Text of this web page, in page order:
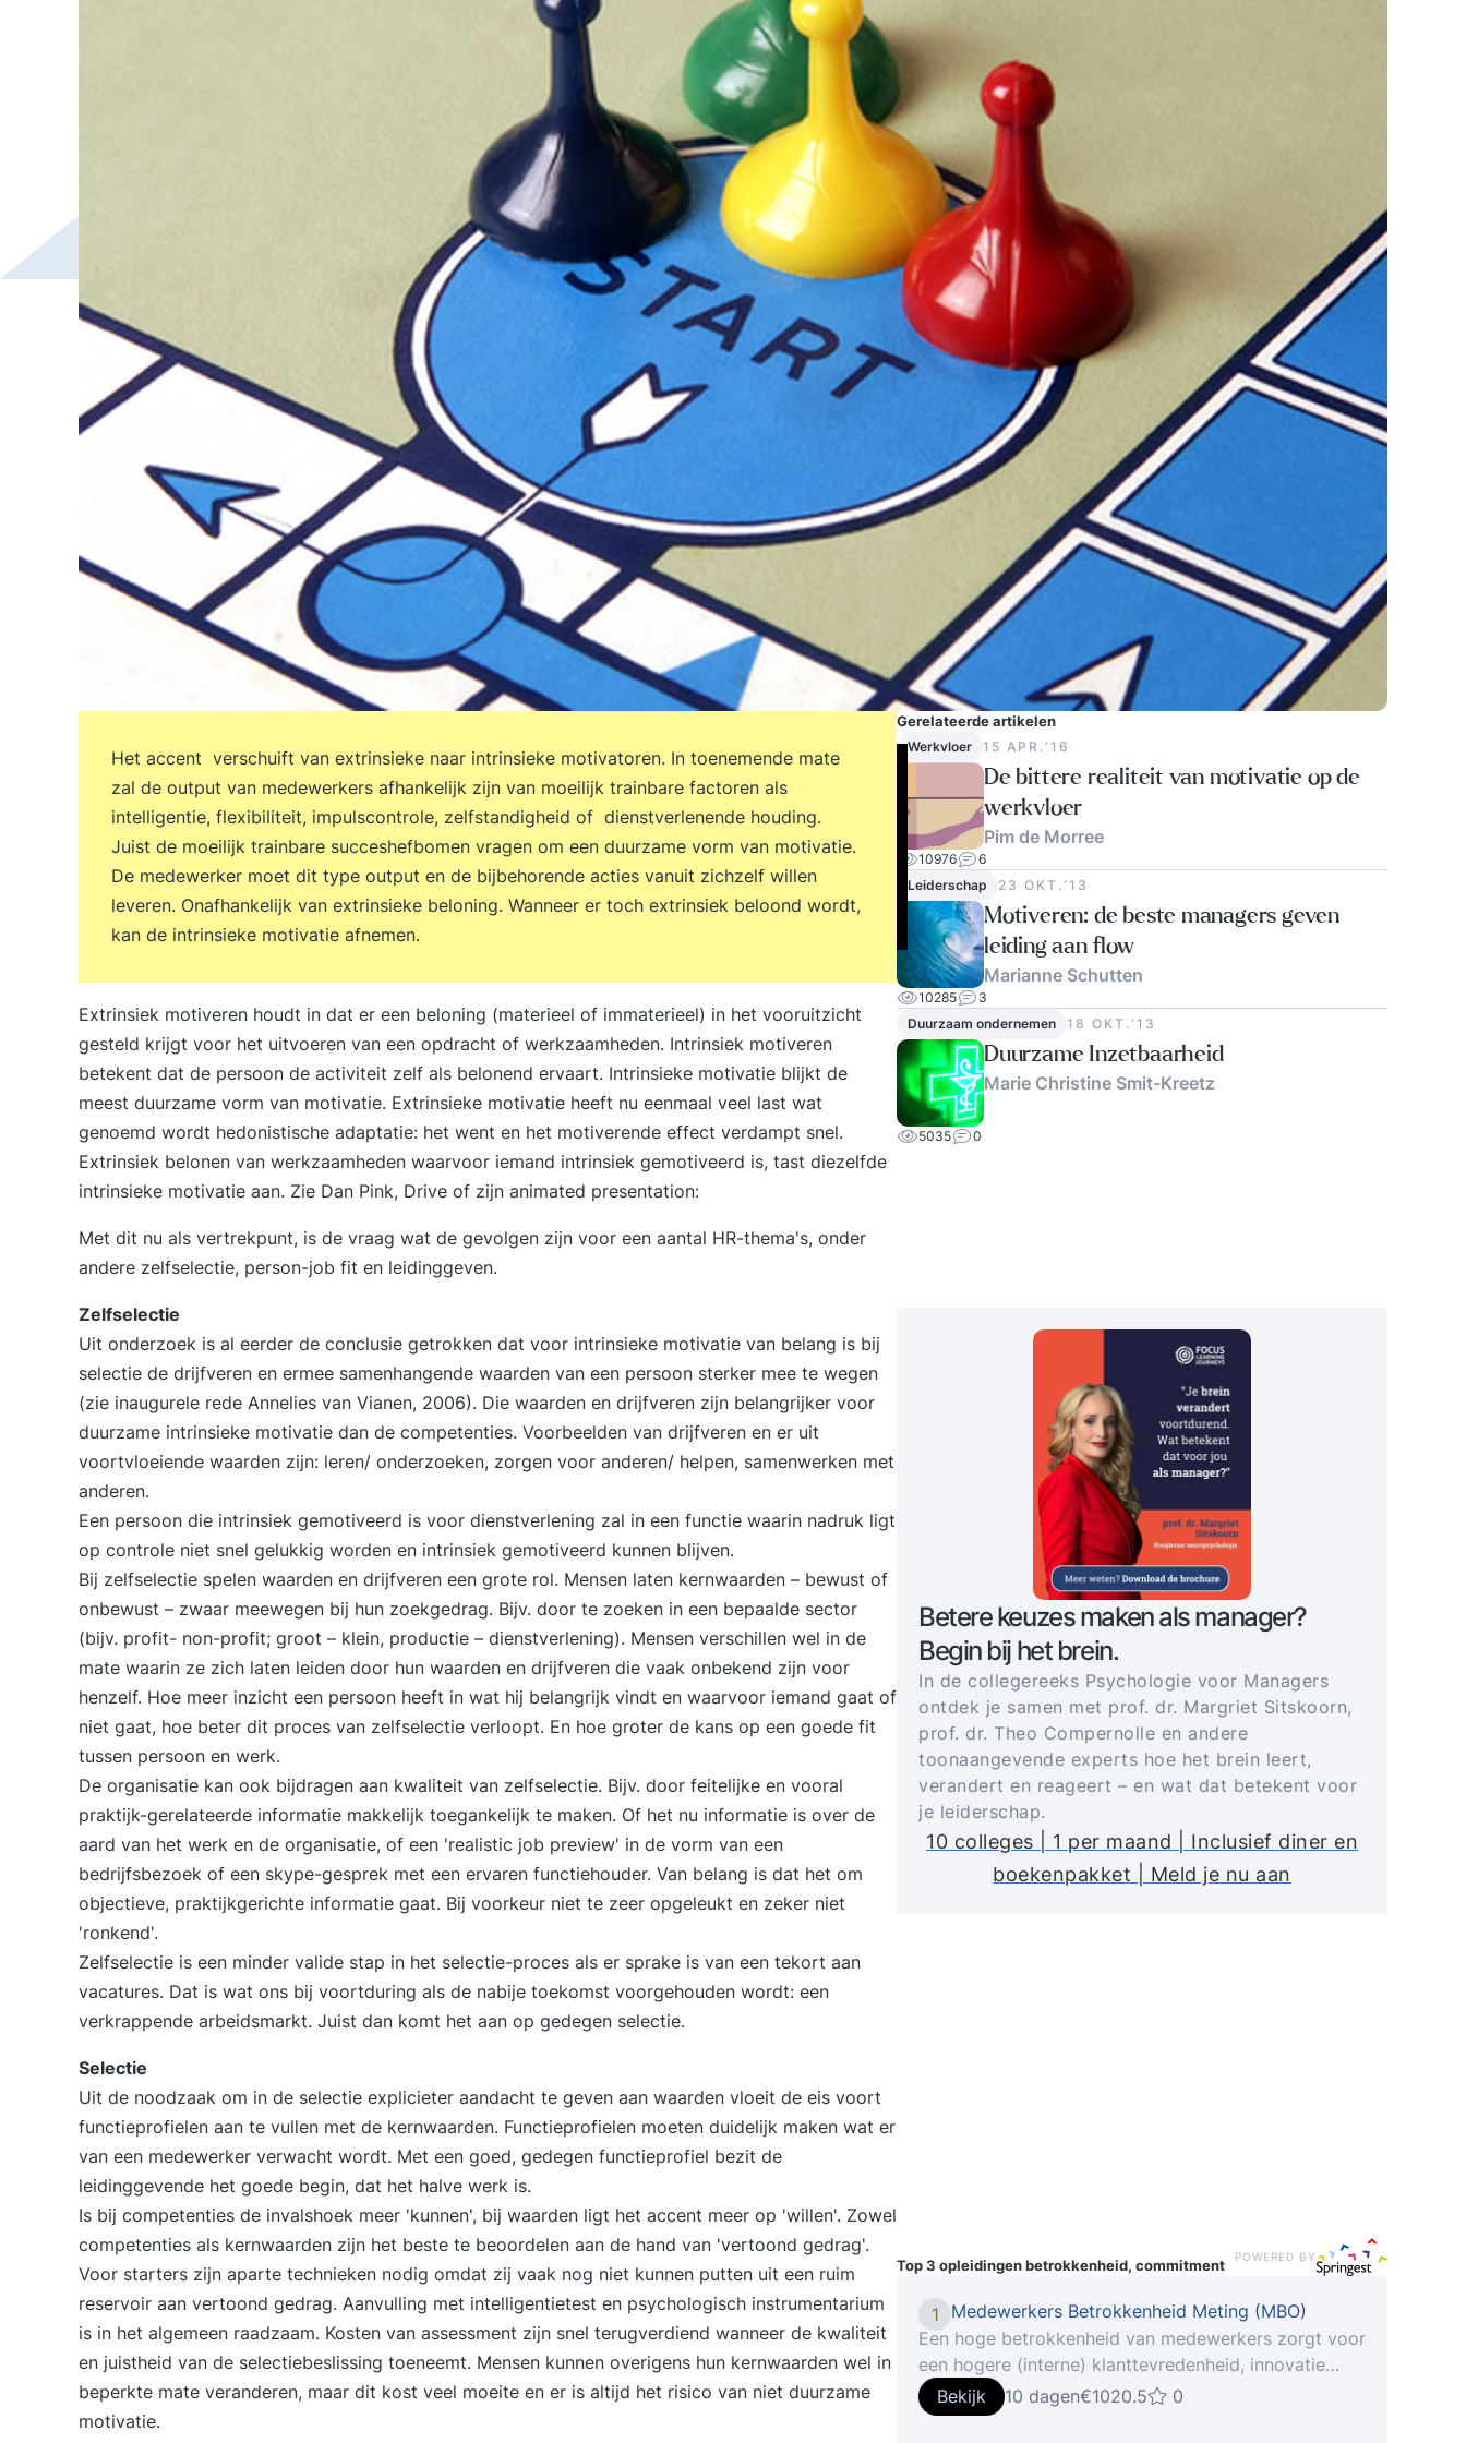
Het accent verschuift van extrinsieke naar intrinsieke motivatoren. In toenemende mate
zal de output van medewerkers afhankelijk zijn van moeilijk trainbare factoren als
intelligentie, flexibiliteit, impulscontrole, zelfstandigheid of dienstverlenende houding.
Juist de moeilijk trainbare succeshefbomen vragen om een duurzame vorm van motivatie.
De medewerker moet dit type output en de bijbehorende acties vanuit zichzelf willen
leveren. Onafhankelijk van extrinsieke beloning. Wanneer er toch extrinsiek beloond wordt,
kan de intrinsieke motivatie afnemen.
Extrinsiek motiveren houdt in dat er een beloning (materieel of immaterieel) in het vooruitzicht
gesteld krijgt voor het uitvoeren van een opdracht of werkzaamheden. Intrinsiek motiveren
betekent dat de persoon de activiteit zelf als belonend ervaart. Intrinsieke motivatie blijkt de
meest duurzame vorm van motivatie. Extrinsieke motivatie heeft nu eenmaal veel last wat
genoemd wordt hedonistische adaptatie: het went en het motiverende effect verdampt snel.
Extrinsiek belonen van werkzaamheden waarvoor iemand intrinsiek gemotiveerd is, tast diezelfde
intrinsieke motivatie aan. Zie Dan Pink, Drive of zijn animated presentation:
Met dit nu als vertrekpunt, is de vraag wat de gevolgen zijn voor een aantal HR-thema's, onder
andere zelfselectie, person-job fit en leidinggeven.
Zelfselectie
Uit onderzoek is al eerder de conclusie getrokken dat voor intrinsieke motivatie van belang is bij
selectie de drijfveren en ermee samenhangende waarden van een persoon sterker mee te wegen
(zie inaugurele rede Annelies van Vianen, 2006). Die waarden en drijfveren zijn belangrijker voor
duurzame intrinsieke motivatie dan de competenties. Voorbeelden van drijfveren en er uit
voortvloeiende waarden zijn: leren/ onderzoeken, zorgen voor anderen/ helpen, samenwerken met
anderen.
Een persoon die intrinsiek gemotiveerd is voor dienstverlening zal in een functie waarin nadruk ligt
op controle niet snel gelukkig worden en intrinsiek gemotiveerd kunnen blijven.
Bij zelfselectie spelen waarden en drijfveren een grote rol. Mensen laten kernwaarden – bewust of
onbewust – zwaar meewegen bij hun zoekgedrag. Bijv. door te zoeken in een bepaalde sector
(bijv. profit- non-profit; groot – klein, productie – dienstverlening). Mensen verschillen wel in de
mate waarin ze zich laten leiden door hun waarden en drijfveren die vaak onbekend zijn voor
henzelf. Hoe meer inzicht een persoon heeft in wat hij belangrijk vindt en waarvoor iemand gaat of
niet gaat, hoe beter dit proces van zelfselectie verloopt. En hoe groter de kans op een goede fit
tussen persoon en werk.
De organisatie kan ook bijdragen aan kwaliteit van zelfselectie. Bijv. door feitelijke en vooral
praktijk-gerelateerde informatie makkelijk toegankelijk te maken. Of het nu informatie is over de
aard van het werk en de organisatie, of een 'realistic job preview' in de vorm van een
bedrijfsbezoek of een skype-gesprek met een ervaren functiehouder. Van belang is dat het om
objectieve, praktijkgerichte informatie gaat. Bij voorkeur niet te zeer opgeleukt en zeker niet
'ronkend'.
Zelfselectie is een minder valide stap in het selectie-proces als er sprake is van een tekort aan
vacatures. Dat is wat ons bij voortduring als de nabije toekomst voorgehouden wordt: een
verkrappende arbeidsmarkt. Juist dan komt het aan op gedegen selectie.
Selectie
Uit de noodzaak om in de selectie explicieter aandacht te geven aan waarden vloeit de eis voort
functieprofielen aan te vullen met de kernwaarden. Functieprofielen moeten duidelijk maken wat er
van een medewerker verwacht wordt. Met een goed, gedegen functieprofiel bezit de
leidinggevende het goede begin, dat het halve werk is.
Is bij competenties de invalshoek meer 'kunnen', bij waarden ligt het accent meer op 'willen'. Zowel
competenties als kernwaarden zijn het beste te beoordelen aan de hand van 'vertoond gedrag'.
Voor starters zijn aparte technieken nodig omdat zij vaak nog niet kunnen putten uit een ruim
reservoir aan vertoond gedrag. Aanvulling met intelligentietest en psychologisch instrumentarium
is in het algemeen raadzaam. Kosten van assessment zijn snel terugverdiend wanneer de kwaliteit
en juistheid van de selectiebeslissing toeneemt. Mensen kunnen overigens hun kernwaarden wel in
beperkte mate veranderen, maar dit kost veel moeite en er is altijd het risico van niet duurzame
motivatie.
Gerelateerde artikelen
Werkvloer 15 APR.‘16
De bittere realiteit van motivatie op de
werkvloer
Pim de Morree
10976
6
Leiderschap
23 OKT.‘13
Motiveren: de beste managers geven
leiding aan flow
Marianne Schutten
10285
3
Duurzaam ondernemen
18 OKT.‘13
Duurzame Inzetbaarheid
Marie Christine Smit-Kreetz
5035 0
Betere keuzes maken als manager?
Begin bij het brein.
In de collegereeks Psychologie voor Managers
ontdek je samen met prof. dr. Margriet Sitskoorn,
prof. dr. Theo Compernolle en andere
toonaangevende experts hoe het brein leert,
verandert en reageert – en wat dat betekent voor
je leiderschap.
10 colleges | 1 per maand | Inclusief diner en
boekenpakket | Meld je nu aan
Top 3 opleidingenbetrokkenheid, commitment POWERED BY
1
Medewerkers Betrokkenheid Meting (MBO)
Een hoge betrokkenheid van medewerkers zorgt voor
een hogere (interne) klanttevredenheid, innovatie
en slagkracht. Wil je flexibeler kunnen inspelen op de
kansen en bedreigingen in de markt? Of zoek je naar
Bekijk 10 dagen€1020.5 0